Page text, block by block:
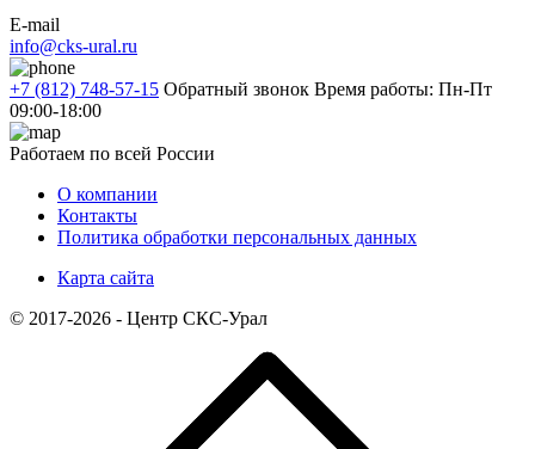
E-mail
info@cks-ural.ru
+7 (812) 748-57-15 Обратный звонок Время работы: Пн-Пт
09:00-18:00
Работаем по всей России
О компании
Контакты
Политика обработки персональных данных
Карта сайта
© 2017-2026 - Центр СКС-Урал